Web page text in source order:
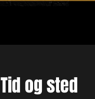
Tid og sted